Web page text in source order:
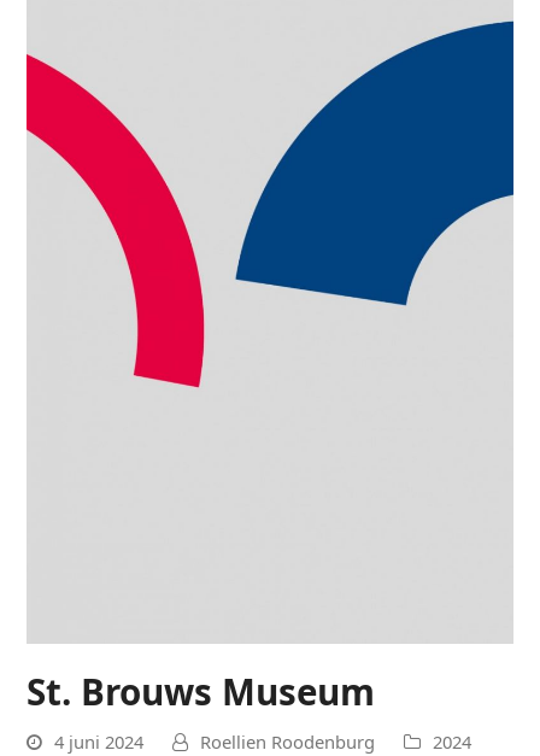
St. Brouws Museum
4 juni 2024 Roellien Roodenburg 2024